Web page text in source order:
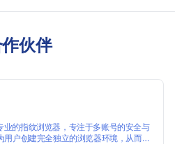
伙伴
业的指纹浏览器，专注于多账号的安全与
用户创建完全独立的浏览器环境，从而避